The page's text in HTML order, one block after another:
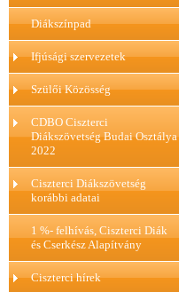
Diákszínpad
Ifjúsági szervezetek
Szülői Közösség
CDBO Ciszterci
Diákszövetség Budai Osztálya
2022
Ciszterci Diákszövetség
korábbi adatai
1 %- felhívás, Ciszterci Diák
és Cserkész Alapítvány
Ciszterci hírek